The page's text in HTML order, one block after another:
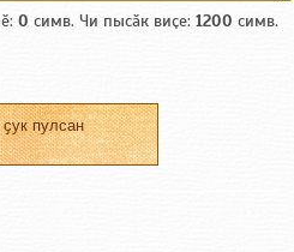
0 симв. Чи пысӑк виҫе: 1200 симв.
пулсан